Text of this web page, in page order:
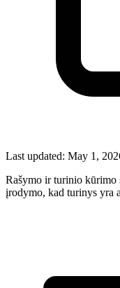
Last updated: May 1,
Rašymo ir turinio kūrimo
įrodymo, kad turinys yra